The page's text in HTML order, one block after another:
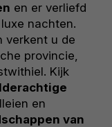
en er verliefd
nachten.
verkent u de
provincie,
Kijk
en
van